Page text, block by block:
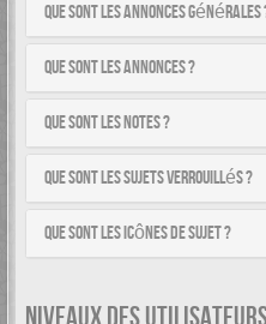
Que sont les annonces générales
Que sont les annonces ?
Que sont les notes ?
Que sont les sujets verrouillés ?
Que sont les icônes de sujet ?